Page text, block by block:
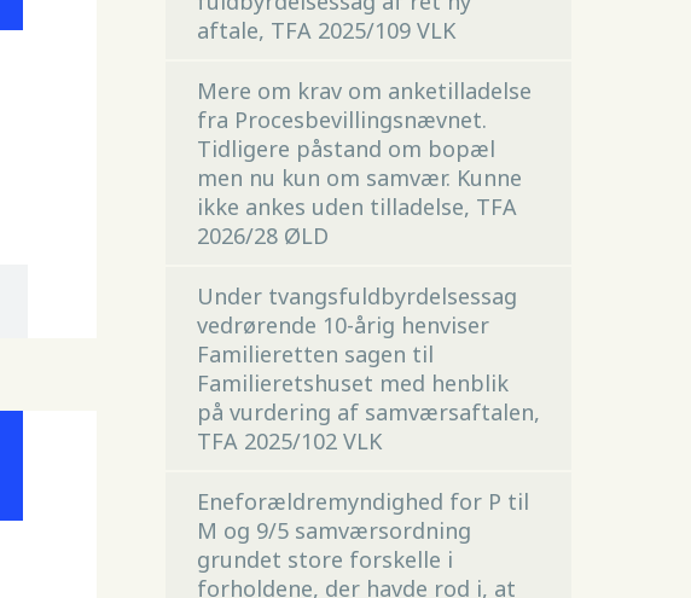
aftale, TFA 2025/109 VLK
Mere om krav om anketilladelse
fra Procesbevillingsnævnet.
Tidligere påstand om bopæl
men nu kun om samvær. Kunne
ikke ankes uden tilladelse, TFA
2026/28 ØLD
Under tvangsfuldbyrdelsessag
vedrørende 10-årig henviser
Familieretten sagen til
Familieretshuset med henblik
på vurdering af samværsaftalen,
TFA 2025/102 VLK
Eneforældremyndighed for P til
M og 9/5 samværsordning
grundet store forskelle i
forholdene, der havde rod i, at